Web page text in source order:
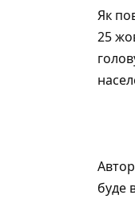
Як
25
буде